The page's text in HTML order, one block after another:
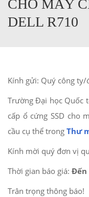
CHO MÁY
DELL R710
Kính gửi: Quý công ty/
Trường Đại học Quốc
cấp ổ cứng SSD cho
cầu cụ thể trong Thư
Kính mời quý đơn vị
Thời gian báo giá: Đến
Trân trọng thông báo!